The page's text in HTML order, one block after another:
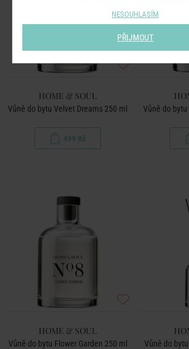
HOME & SOUL
Vůně do bytu Velvet Dreams 250 ml
499 Kč
Vůně do bytu
HOME & SOUL
Vůně do bytu Flower Garden 250 ml
Vůně do
NESOUHLASÍM
PŘIJMOUT